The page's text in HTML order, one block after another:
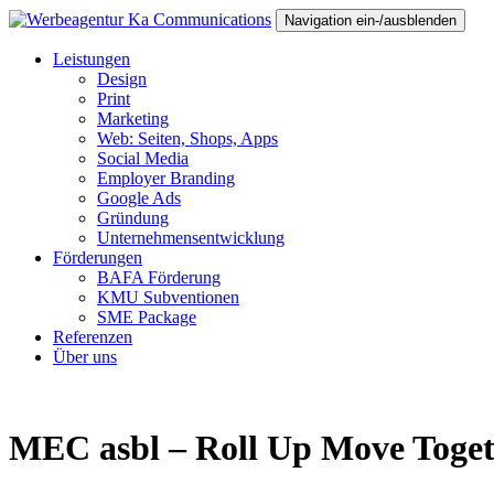
Navigation ein-/ausblenden
Leistungen
Design
Print
Marketing
Web: Seiten, Shops, Apps
Social Media
Employer Branding
Google Ads
Gründung
Unternehmensentwicklung
Förderungen
BAFA Förderung
KMU Subventionen
SME Package
Referenzen
Über uns
MEC asbl – Roll Up Move